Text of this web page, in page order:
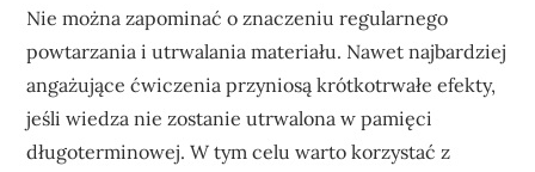
Nie można zapominać o znaczeniu regularnego
powtarzania i utrwalania materiału. Nawet najbardziej
angażujące ćwiczenia przyniosą krótkotrwałe efekty,
jeśli wiedza nie zostanie utrwalona w pamięci
długoterminowej. W tym celu warto korzystać z